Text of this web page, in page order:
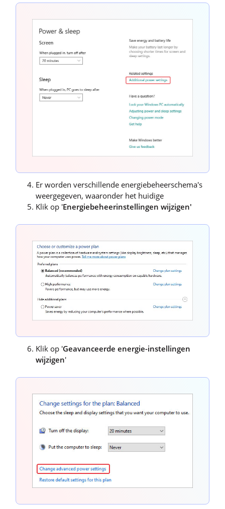
Er worden verschillende energiebeheerschema's
weergegeven, waaronder het huidige
Klik op 'Energiebeheerinstellingen wijzigen'
Klik op 'Geavanceerde energie-instellingen
wijzigen'